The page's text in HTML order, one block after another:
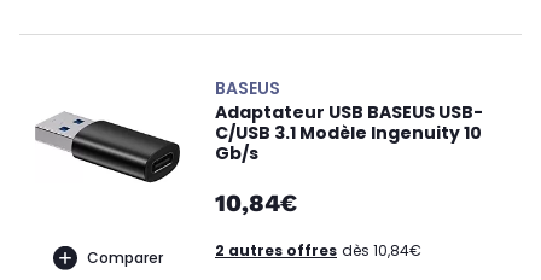
Comparer
BASEUS
Adaptateur USB BASEUS USB-
C/USB 3.1 Modèle Ingenuity 10
Gb/s
10,84€
2 autres offres dès 10,84€